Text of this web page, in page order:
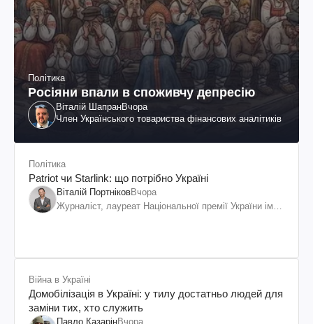
Політика
Росіяни впали в споживчу депресію
Віталій ШапранВчора
Член Українського товариства фінансових аналітиків
Політика
Patriot чи Starlink: що потрібно Україні
Віталій ПортніковВчора
Журналіст, лауреат Національної премії України ім.
Війна в Україні
Домобілізація в Україні: у тилу достатньо людей для
заміни тих, хто служить
Павло КазарінВчора